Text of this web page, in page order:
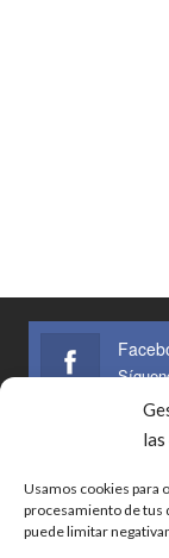
Usamos cookies para
procesamiento de tus
puede limitar